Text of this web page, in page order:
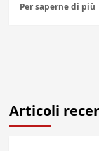
Per saperne di più
Articoli